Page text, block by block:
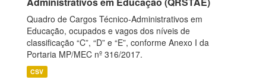
Quadro de Cargos Técnico-Administrativos em
Educação, ocupados e vagos dos níveis de
classificação “C”, “D” e “E”, conforme Anexo I da
Portaria MP/MEC nº 316/2017.
CSV